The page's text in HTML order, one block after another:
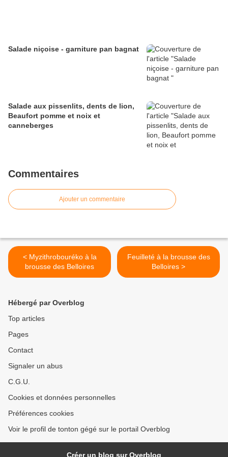
Salade niçoise - garniture pan bagnat
Salade aux pissenlits, dents de lion,
Beaufort pomme et noix et
canneberges
Commentaires
Ajouter un commentaire
< Myzithrobouréko à la
brousse des Belloires
Feuilleté à la brousse des
Belloires >
Hébergé par Overblog
Top articles
Pages
Contact
Signaler un abus
C.G.U.
Cookies et données personnelles
Préférences cookies
Voir le profil de tonton gégé sur le portail Overblog
Créer un blog sur Overblog